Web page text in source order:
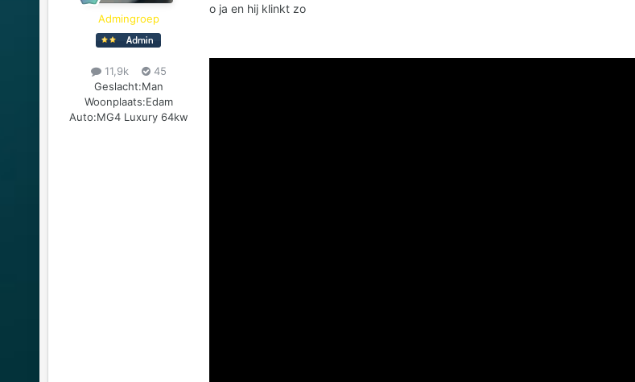
Admingroep
11,9k
45
Geslacht:Man
Woonplaats:Edam
Auto:MG4 Luxury 64kw
o ja en hij klinkt zo